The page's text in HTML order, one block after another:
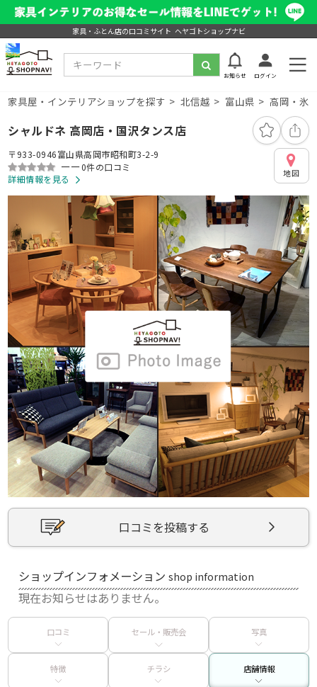
家具・ふとん店の口コミサイト ヘヤゴトショップナビ
お知らせ ログイン
家具屋・インテリアショップを探す 北信越 富山県 高岡・氷
シャルドネ 高岡店・国沢タンス店
〒933-0946富山県高岡市昭和町3-2-9
ーー0件の口コミ
詳細情報を見る
地図
口コミを投稿する
ショップインフォメーションshop information
現在お知らせはありません。
口コミ セール・販売会 写真
特徴 チラシ 店舗情報